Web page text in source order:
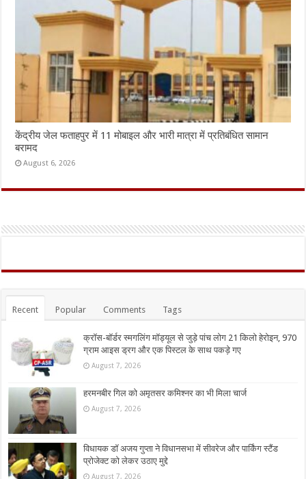
केंद्रीय जेल फताहपुर में 11 मोबाइल और भारी मात्रा में प्रतिबंधित सामान
बरामद
August 6, 2026
Recent Popular Comments Tags
क्रॉस-बॉर्डर स्मगलिंग मॉड्यूल से जुड़े पांच लोग 21 किलो हेरोइन, 970
ग्राम आइस ड्रग और एक पिस्टल के साथ पकड़े गए
August 7, 2026
हरमनबीर गिल को अमृतसर कमिश्नर का भी मिला चार्ज
August 7, 2026
विधायक डॉ अजय गुप्ता ने विधानसभा में सीवरेज और पार्किंग स्टैंड
प्रोजेक्ट को लेकर उठाए मुद्दे
August 7, 2026